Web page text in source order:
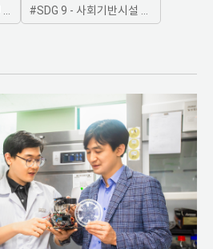
SDG 9 - 사회기반시설 구축, 지속가능한 산업화 증진